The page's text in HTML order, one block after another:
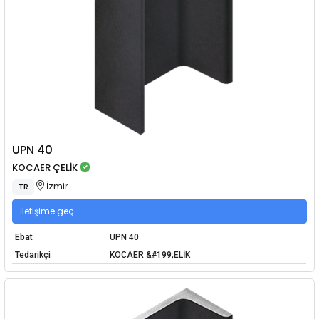
UPN 40
KOCAER ÇELİK
TR İzmir
İletişime geç
Ebat
UPN 40
Tedarikçi
KOCAER &#199;ELİK